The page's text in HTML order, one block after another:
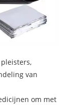
van
om met